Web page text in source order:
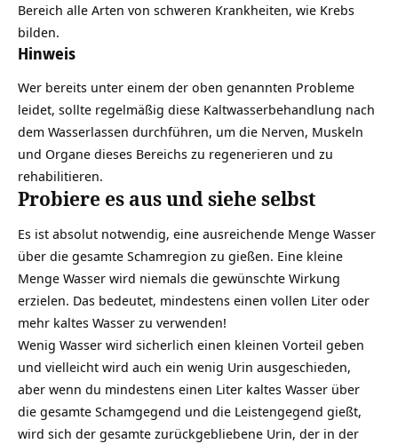
Bereich alle Arten von schweren Krankheiten, wie Krebs
bilden.
Hinweis
Wer bereits unter einem der oben genannten Probleme
leidet, sollte regelmäßig diese Kaltwasserbehandlung nach
dem Wasserlassen durchführen, um die Nerven, Muskeln
und Organe dieses Bereichs zu regenerieren und zu
rehabilitieren.
Probiere es aus und siehe selbst
Es ist absolut notwendig, eine ausreichende Menge Wasser
über die gesamte Schamregion zu gießen. Eine kleine
Menge Wasser wird niemals die gewünschte Wirkung
erzielen. Das bedeutet, mindestens einen vollen Liter oder
mehr kaltes Wasser zu verwenden!
Wenig Wasser wird sicherlich einen kleinen Vorteil geben
und vielleicht wird auch ein wenig Urin ausgeschieden,
aber wenn du mindestens einen Liter kaltes Wasser über
die gesamte Schamgegend und die Leistengegend gießt,
wird sich der gesamte zurückgebliebene Urin, der in der